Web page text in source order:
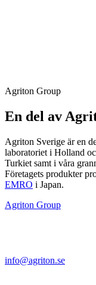
Agriton Group
En del av
Agriton Sverige är en
laboratoriet i Holland
Turkiet samt i våra
Företagets produkter
EMRO i Japan.
Agriton Group
info@agriton.se